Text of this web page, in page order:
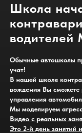
Школа
водителей
Обычные автошколы
учат!
В нашей школе
вождения Вы сможете
управления
Мы моделируем
Видео с реальных
Это 2-й день занятий